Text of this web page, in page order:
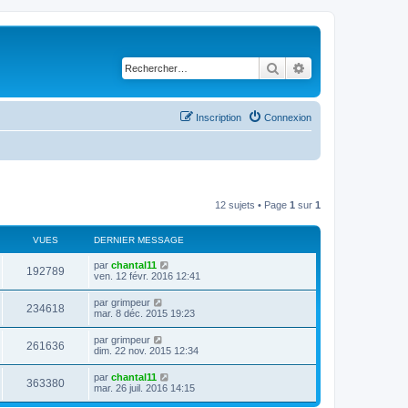
Rechercher
Connexion
Inscription
12 sujets • Page 1 sur 1
VUES DERNIER MESSAGE
192789
u
D
e
i
e
r
m
e
s
s
a
g
e
par chantal11
ven. 12 févr. 2016 12:41
234618
u
D
e
i
e
r
m
e
s
par grimpeur
mar. 8 déc. 2015 19:23
261636
u
D
e
i
e
r
par grimpeur
dim. 22 nov. 2015 12:34
363380V
D
e
par chantal11
mar. 26 juil. 2016 14:15